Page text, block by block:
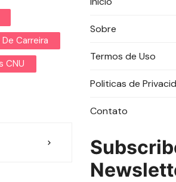
Carreira
CNU
Sobre
Termos de Uso
Politicas de
Contato